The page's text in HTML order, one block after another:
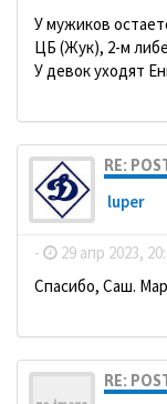
У мужиков
ЦБ (Жук), 2-м
У девок уходят
RE:
luper
- 29 апр 2023,
Спасибо, Саш.
RE: